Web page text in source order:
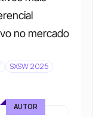
no mercado
SXSW 2025
AUTOR